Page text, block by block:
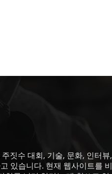
짓수 대회, 기술, 문화, 인터뷰,
있습니다. 현재 웹사이트를 비